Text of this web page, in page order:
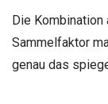
Die Kombination
Sammelfaktor
genau das